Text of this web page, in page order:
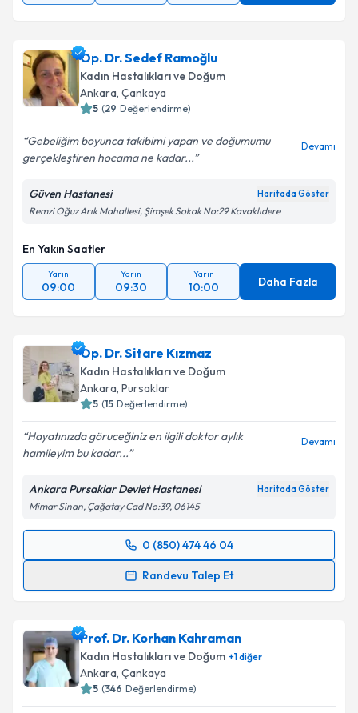
Op. Dr. Sedef Ramoğlu
Kadın Hastalıkları ve Doğum
Ankara, Çankaya
5 (29 Değerlendirme)
Gebeliğim boyunca takibimi yapan ve doğumumu
gerçekleştiren hocama ne kadar...
Devamı
Güven Hastanesi Haritada Göster
Remzi Oğuz Arık Mahallesi, Şimşek Sokak No:29 Kavaklıdere
En Yakın Saatler
Yarın
09:00
Yarın
09:30
Yarın
10:00 Daha Fazla
Op. Dr. Sitare Kızmaz
Kadın Hastalıkları ve Doğum
Ankara, Pursaklar
5 (15 Değerlendirme)
Hayatınızda göruceğiniz en ilgili doktor aylık
hamileyim bu kadar...
Devamı
Ankara Pursaklar Devlet Hastanesi Haritada Göster
Mimar Sinan, Çağatay Cad No:39, 06145
0 (850) 474 46 04
Randevu Talep Et
Randevu Takvimi Talebi
takvim hazırlandığında e-posta ile bilgilendireceğiz.
E-posta Adresiniz
Prof. Dr. Korhan Kahraman
Kadın Hastalıkları ve Doğum +1diğer
Ankara, Çankaya
5 (346 Değerlendirme)